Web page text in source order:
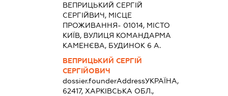
ВЕПРИЦЬКИЙ СЕРГІЙ
СЕРГІЙВИЧ, МІСЦЕ
ПРОЖИВАННЯ- 01014, МІСТО
КИЇВ, ВУЛИЦЯ КОМАНДАРМА
КАМЕНЄВА, БУДИНОК 6 А.
ВЕПРИЦЬКИЙ СЕРГІЙ
СЕРГІЙОВИЧ
dossier.founderAddressУКРАЇНА,
62417, ХАРКІВСЬКА ОБЛ.,